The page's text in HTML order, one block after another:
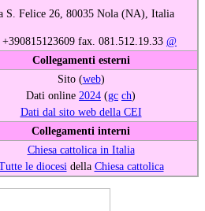
S. Felice 26, 80035 Nola (NA), Italia
fax. 081.512.19.33 @
Collegamenti esterni
Sito (web)
Dati online 2024 (gc ch)
Dati dal sito web della CEI
Collegamenti interni
Chiesa cattolica in Italia
le diocesi della Chiesa cattolica